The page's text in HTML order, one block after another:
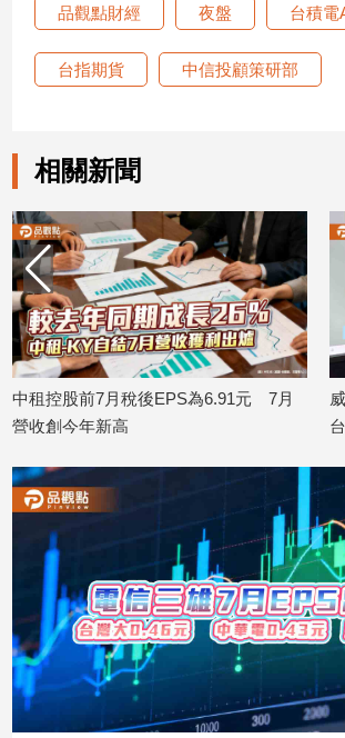
專
區
【我
點】
品觀點財經 夜盤 台積電
台指期貨 中信投顧策研部
相關新聞
中租控股前7月稅後EPS為6.91元 7月
營收創今年新高